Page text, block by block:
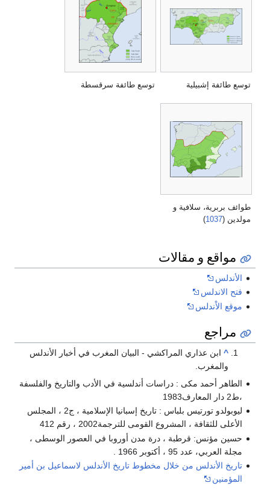
توسع طائفة إشبيلية توسع طائفة سرقسطة
طوائف بربرية، سلافية و
مولدين (1037
)
مواقع و مقالات
الأندلس
فتح الاندلس
موقع الاْندلس
مراجع
^ ابن عذاري المراكشي - البيان المغرب في أخبار الأندلس
والمغرب.
الطاهر أحمد مكى : دراسات أندلسية في الأدب والتاريخ والفلسفة
،ط2 دار المعارف1983
ليوبولدو تورتيس بلباس : تاريخ إسبانيا الإسلامية ، ج2 ، المجلس
الأعلى للثقافة ، المشروع القومى للترجمة2002 ، رقم 412
حسين مؤنس: قرطبة ، درة مدن أوروبا في العصور الوسطى ،
مجلة العربي، عدد 95 ، أكتوبر 1966 .
تاريخ الأندلس من خلال مخطوط تاريخ الأندلس لاسماعيل بن أمير
المؤمنين